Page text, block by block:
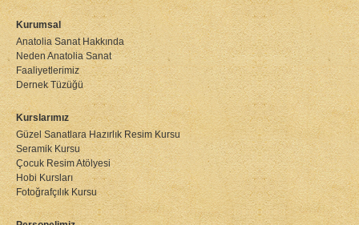
Kurumsal
Anatolia Sanat Hakkında
Neden Anatolia Sanat
Faaliyetlerimiz
Dernek Tüzüğü
Kurslarımız
Güzel Sanatlara Hazırlık Resim Kursu
Seramik Kursu
Çocuk Resim Atölyesi
Hobi Kursları
Fotoğrafçılık Kursu